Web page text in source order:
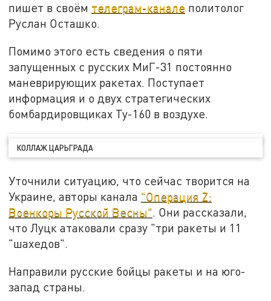
пишет в своём телеграм-канале политолог
Руслан Осташко.
Помимо этого есть сведения о пяти
запущенных с русских МиГ-31 постоянно
маневрирующих ракетах. Поступает
информация и о двух стратегических
бомбардировщиках Ту-160 в воздухе.
КОЛЛАЖ ЦАРЬГРАДА
Уточнили ситуацию, что сейчас творится на
Украине, авторы канала "Операция Z:
Военкоры Русской Весны". Они рассказали,
что Луцк атаковали сразу "три ракеты и 11
"шахедов".
Направили русские бойцы ракеты и на юго-
запад страны.